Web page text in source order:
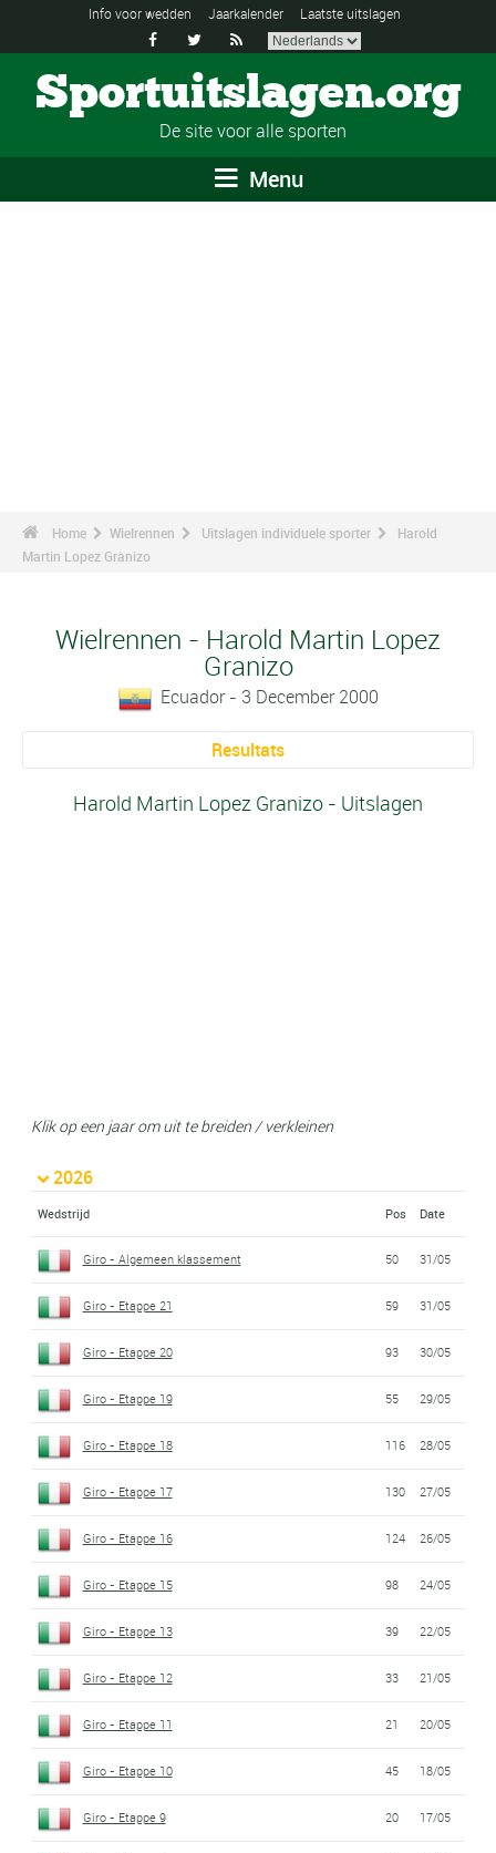
Info voor wedden Jaarkalender Laatste uitslagen
  
Sportuitslagen.org
De site voor alle sporten
Menu
Home Wielrennen Uitslagen individuele sporter
Harold
Martin Lopez Granizo
Wielrennen - Harold Martin Lopez
Granizo
Ecuador - 3 December 2000
Resultats
Harold Martin Lopez Granizo - Uitslagen
Klik op een jaar om uit te breiden / verkleinen
2026
Wedstrijd Pos Date
Giro - Algemeen klassement 50 31/05
Giro - Etappe 21 59 31/05
Giro - Etappe 20 93 30/05
Giro - Etappe 19 55 29/05
Giro - Etappe 18 116 28/05
Giro - Etappe 17 130 27/05
Giro - Etappe 16 124 26/05
Giro - Etappe 15 98 24/05
Giro - Etappe 13 39 22/05
Giro - Etappe 12 33 21/05
Giro - Etappe 11 21 20/05
Giro - Etappe 10 45 18/05
Giro - Etappe 9 20 17/05